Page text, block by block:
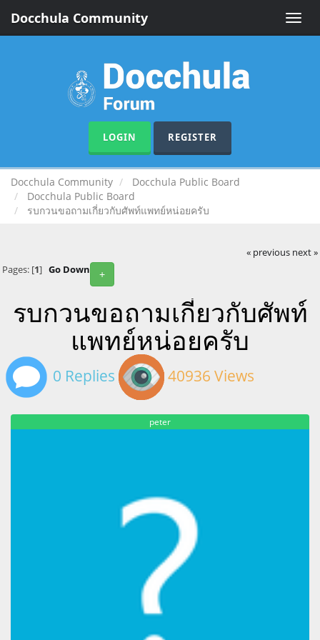
Toggle
Docchula Community
LOGIN REGISTER
Docchula Community
Docchula Public Board
Docchula Public Board
รบกวนขอถามเกี่ยวกับศัพท์แพทย์หน่อยครับ
« previous next »
+
Pages: [1] Go Down
รบกวนขอถามเกี่ยวกับศัพท์
แพทย์หน่อยครับ
0 Replies 40936 Views
peter